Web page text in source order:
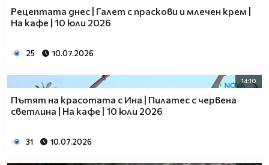
Рецептата днес | Галет с праскови и млечен крем |
На кафе | 10 юли 2026
25 10.07.2026
14:10
Пътят на красотата с Ина | Пилатес с червена
светлина | На кафе | 10 юли 2026
31 10.07.2026